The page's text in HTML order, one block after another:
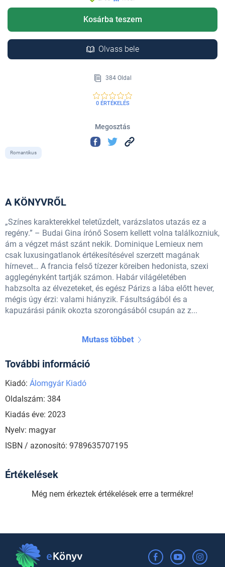
Kosárba teszem
Olvass bele
384 Oldal
0 ÉRTÉKELÉS
Megosztás
Romantikus
A KÖNYVRŐL
„Színes karakterekkel teletűzdelt, varázslatos utazás ez a
regény.” – Budai Gina írónő Sosem kellett volna találkozniuk,
ám a végzet mást szánt nekik. Dominique Lemieux nem
csak luxusingatlanok értékesítésével szerzett magának
hírnevet… A francia felső tízezer köreiben hedonista, szexi
agglegényként tartják számon. Habár világéletében
habzsolta az élvezeteket, és egész Párizs a lába előtt hever,
mégis úgy érzi: valami hiányzik. Fásultságából és a
kapuzárási pánik okozta szorongásából csupán az z...
Mutass többet
További információ
Kiadó: Álomgyár Kiadó
Oldalszám: 384
Kiadás éve: 2023
Nyelv: magyar
ISBN / azonosító: 9789635707195
Értékelések
Még nem érkeztek értékelések erre a termékre!